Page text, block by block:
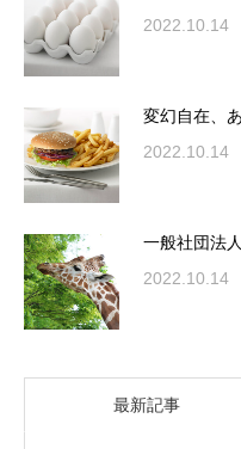
2022.10.14
変幻自在、
2022.10.14
一般社団法
2022.10.14
最新記事